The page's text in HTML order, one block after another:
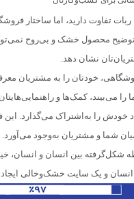
تفاوت دارید، اما ساختار
توضیح محصول خشک و بی‌روح
نشان دهد.
خودتان را به مشتریان
می‌بیند، کمک‌ها و
خودش را به‌اشتراک می‌گذارد.
شما و مشتریان به‌وجود می‌آورد.
شکل‌گرفته بین انسان و انسان،
و یک سایت خشک‌وخالی